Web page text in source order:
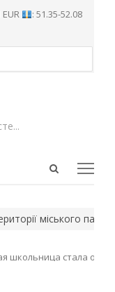
: 51.35-52.08
Open
міського парку
школьница стала